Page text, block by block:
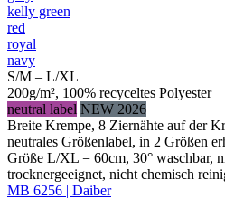
kelly green
red
royal
navy
S/M – L/XL
200g/m², 100% recyceltes Polyester
neutral label NEW 2026
Breite Krempe, 8 Ziernähte auf der
neutrales Größenlabel, in 2 Größen
Größe L/XL = 60cm, 30° waschbar,
trocknergeeignet, nicht chemisch
MB 6256 | Daiber